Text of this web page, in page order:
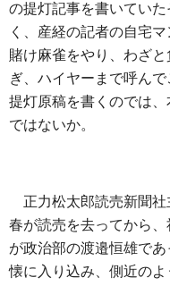
の提灯記事を書いてい
く、産経の記者の自宅
賭け麻雀をやり、わざ
ぎ、ハイヤーまで呼ん
提灯原稿を書くのでは
ではないか。
正力松太郎読売新聞
春が読売を去ってから
が政治部の渡邉恒雄で
懐に入り込み、側近の